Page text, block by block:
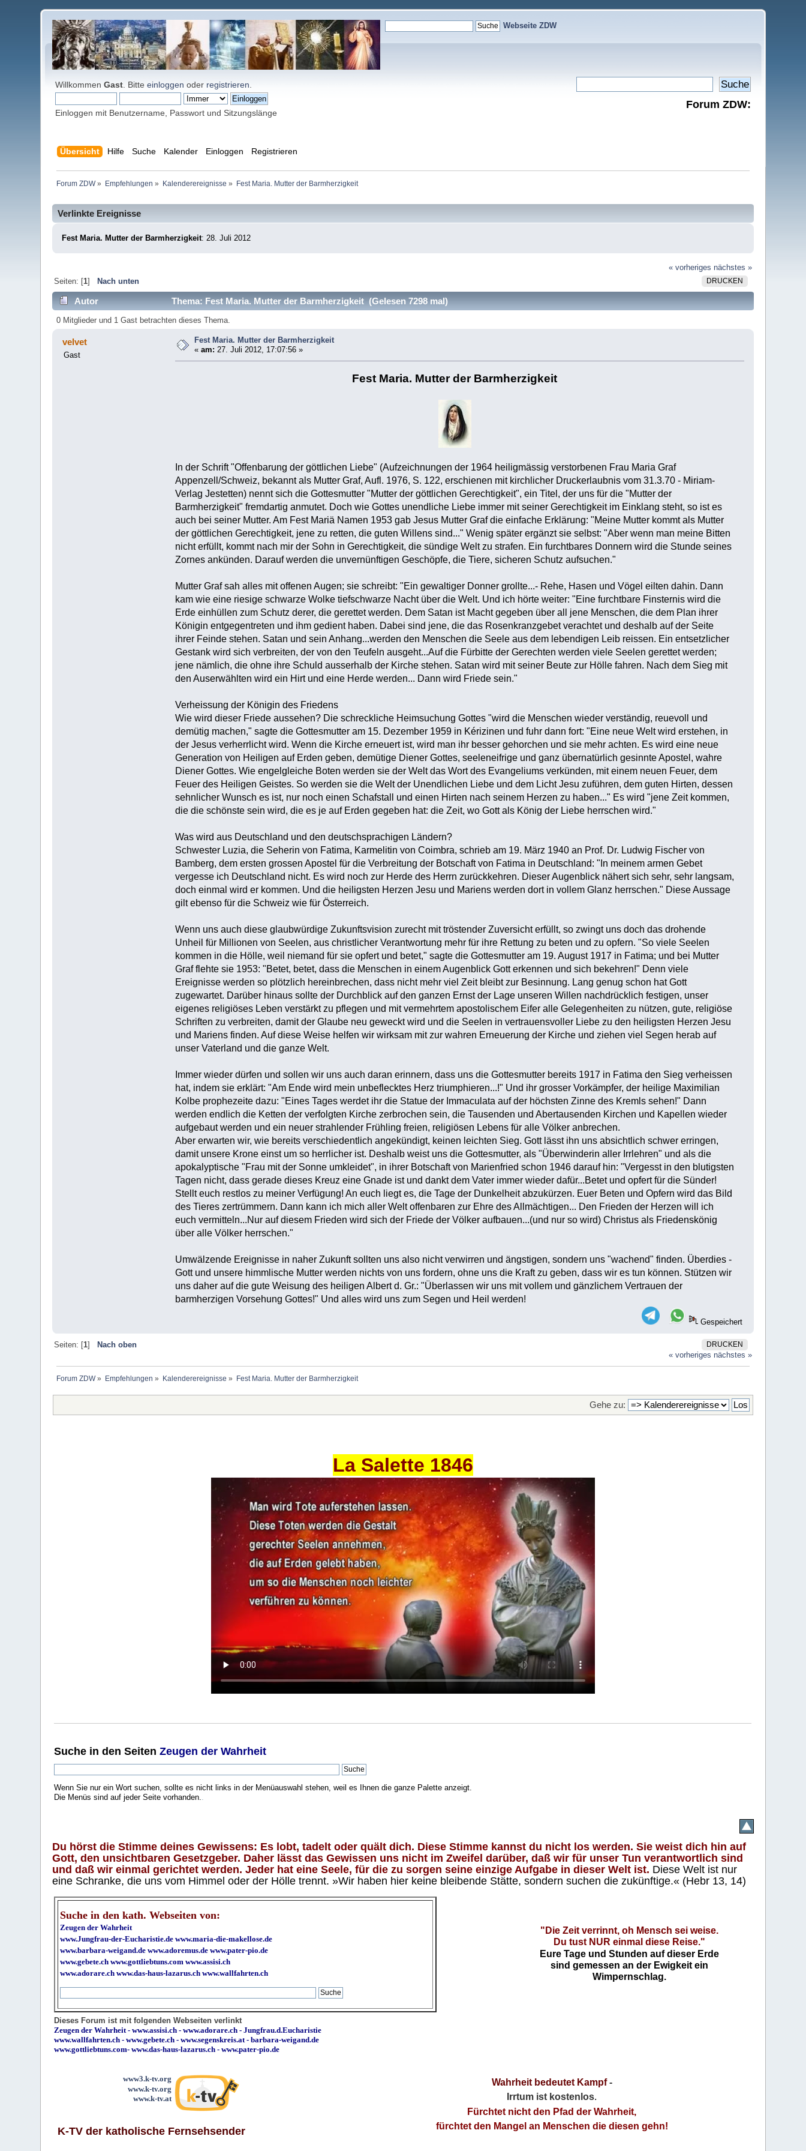
Webseite ZDW
WillkommenGast . Bitteeinloggen oder registrieren
Einloggen mit Benutzername, Passwort und Sitzungslänge
Forum ZDW:
Übersicht Hilfe Suche Kalender Einloggen Registrieren
Forum ZDW» Empfehlungen » Kalenderereignisse » Fest Maria. Mutter der Barmherzigkeit
Verlinkte Ereignisse
Fest Maria. Mutter der Barmherzigkeit: 28. Juli 2012
« vorheriges nächstes »
DRUCKEN
Seiten: [1] Nach unten
Autor Thema: Fest Maria. Mutter der Barmherzigkeit (Gelesen 7298 mal)
0 Mitglieder und 1 Gast betrachten dieses Thema.
velvet
Gast
Fest Maria. Mutter der Barmherzigkeit
«am: 27. Juli 2012, 17:07:56 »
Fest Maria. Mutter der Barmherzigkeit
In der Schrift "Offenbarung der göttlichen Liebe" (Aufzeichnungen der 1964 heiligmässig verstorbenen Frau Maria Graf
Appenzell/Schweiz, bekannt als Mutter Graf, Aufl. 1976, S. 122, erschienen mit kirchlicher Druckerlaubnis vom 31.3.70 - Miriam-
Verlag Jestetten) nennt sich die Gottesmutter "Mutter der göttlichen Gerechtigkeit", ein Titel, der uns für die "Mutter der
Barmherzigkeit" fremdartig anmutet. Doch wie Gottes unendliche Liebe immer mit seiner Gerechtigkeit im Einklang steht, so ist es
auch bei seiner Mutter. Am Fest Mariä Namen 1953 gab Jesus Mutter Graf die einfache Erklärung: "Meine Mutter kommt als Mutter
der göttlichen Gerechtigkeit, jene zu retten, die guten Willens sind..." Wenig später ergänzt sie selbst: "Aber wenn man meine Bitten
nicht erfüllt, kommt nach mir der Sohn in Gerechtigkeit, die sündige Welt zu strafen. Ein furchtbares Donnern wird die Stunde seines
Zornes ankünden. Darauf werden die unvernünftigen Geschöpfe, die Tiere, sicheren Schutz aufsuchen."
Mutter Graf sah alles mit offenen Augen; sie schreibt: "Ein gewaltiger Donner grollte...- Rehe, Hasen und Vögel eilten dahin. Dann
kam wie eine riesige schwarze Wolke tiefschwarze Nacht über die Welt. Und ich hörte weiter: "Eine furchtbare Finsternis wird die
Erde einhüllen zum Schutz derer, die gerettet werden. Dem Satan ist Macht gegeben über all jene Menschen, die dem Plan ihrer
Königin entgegentreten und ihm gedient haben. Dabei sind jene, die das Rosenkranzgebet verachtet und deshalb auf der Seite
ihrer Feinde stehen. Satan und sein Anhang...werden den Menschen die Seele aus dem lebendigen Leib reissen. Ein entsetzlicher
Gestank wird sich verbreiten, der von den Teufeln ausgeht...Auf die Fürbitte der Gerechten werden viele Seelen gerettet werden;
jene nämlich, die ohne ihre Schuld ausserhalb der Kirche stehen. Satan wird mit seiner Beute zur Hölle fahren. Nach dem Sieg mit
den Auserwählten wird ein Hirt und eine Herde werden... Dann wird Friede sein."
Verheissung der Königin des Friedens
Wie wird dieser Friede aussehen? Die schreckliche Heimsuchung Gottes "wird die Menschen wieder verständig, reuevoll und
demütig machen," sagte die Gottesmutter am 15. Dezember 1959 in Kérizinen und fuhr dann fort: "Eine neue Welt wird erstehen, in
der Jesus verherrlicht wird. Wenn die Kirche erneuert ist, wird man ihr besser gehorchen und sie mehr achten. Es wird eine neue
Generation von Heiligen auf Erden geben, demütige Diener Gottes, seeleneifrige und ganz übernatürlich gesinnte Apostel, wahre
Diener Gottes. Wie engelgleiche Boten werden sie der Welt das Wort des Evangeliums verkünden, mit einem neuen Feuer, dem
Feuer des Heiligen Geistes. So werden sie die Welt der Unendlichen Liebe und dem Licht Jesu zuführen, dem guten Hirten, dessen
sehnlicher Wunsch es ist, nur noch einen Schafstall und einen Hirten nach seinem Herzen zu haben..." Es wird "jene Zeit kommen,
die die schönste sein wird, die es je auf Erden gegeben hat: die Zeit, wo Gott als König der Liebe herrschen wird."
Was wird aus Deutschland und den deutschsprachigen Ländern?
Schwester Luzia, die Seherin von Fatima, Karmelitin von Coimbra, schrieb am 19. März 1940 an Prof. Dr. Ludwig Fischer von
Bamberg, dem ersten grossen Apostel für die Verbreitung der Botschaft von Fatima in Deutschland: "In meinem armen Gebet
vergesse ich Deutschland nicht. Es wird noch zur Herde des Herrn zurückkehren. Dieser Augenblick nähert sich sehr, sehr langsam,
doch einmal wird er kommen. Und die heiligsten Herzen Jesu und Mariens werden dort in vollem Glanz herrschen." Diese Aussage
gilt ebenso für die Schweiz wie für Österreich.
Wenn uns auch diese glaubwürdige Zukunftsvision zurecht mit tröstender Zuversicht erfüllt, so zwingt uns doch das drohende
Unheil für Millionen von Seelen, aus christlicher Verantwortung mehr für ihre Rettung zu beten und zu opfern. "So viele Seelen
kommen in die Hölle, weil niemand für sie opfert und betet," sagte die Gottesmutter am 19. August 1917 in Fatima; und bei Mutter
Graf flehte sie 1953: "Betet, betet, dass die Menschen in einem Augenblick Gott erkennen und sich bekehren!" Denn viele
Ereignisse werden so plötzlich hereinbrechen, dass nicht mehr viel Zeit bleibt zur Besinnung. Lang genug schon hat Gott
zugewartet. Darüber hinaus sollte der Durchblick auf den ganzen Ernst der Lage unseren Willen nachdrücklich festigen, unser
eigenes religiöses Leben verstärkt zu pflegen und mit vermehrtem apostolischem Eifer alle Gelegenheiten zu nützen, gute, religiöse
Schriften zu verbreiten, damit der Glaube neu geweckt wird und die Seelen in vertrauensvoller Liebe zu den heiligsten Herzen Jesu
und Mariens finden. Auf diese Weise helfen wir wirksam mit zur wahren Erneuerung der Kirche und ziehen viel Segen herab auf
unser Vaterland und die ganze Welt.
Immer wieder dürfen und sollen wir uns auch daran erinnern, dass uns die Gottesmutter bereits 1917 in Fatima den Sieg verheissen
hat, indem sie erklärt: "Am Ende wird mein unbeflecktes Herz triumphieren...!" Und ihr grosser Vorkämpfer, der heilige Maximilian
Kolbe prophezeite dazu: "Eines Tages werdet ihr die Statue der Immaculata auf der höchsten Zinne des Kremls sehen!" Dann
werden endlich die Ketten der verfolgten Kirche zerbrochen sein, die Tausenden und Abertausenden Kirchen und Kapellen wieder
aufgebaut werden und ein neuer strahlender Frühling freien, religiösen Lebens für alle Völker anbrechen.
Aber erwarten wir, wie bereits verschiedentlich angekündigt, keinen leichten Sieg. Gott lässt ihn uns absichtlich schwer erringen,
damit unsere Krone einst um so herrlicher ist. Deshalb weist uns die Gottesmutter, als "Überwinderin aller Irrlehren" und als die
apokalyptische "Frau mit der Sonne umkleidet", in ihrer Botschaft von Marienfried schon 1946 darauf hin: "Vergesst in den blutigsten
Tagen nicht, dass gerade dieses Kreuz eine Gnade ist und dankt dem Vater immer wieder dafür...Betet und opfert für die Sünder!
Stellt euch restlos zu meiner Verfügung! An euch liegt es, die Tage der Dunkelheit abzukürzen. Euer Beten und Opfern wird das Bild
des Tieres zertrümmern. Dann kann ich mich aller Welt offenbaren zur Ehre des Allmächtigen... Den Frieden der Herzen will ich
euch vermitteln...Nur auf diesem Frieden wird sich der Friede der Völker aufbauen...(und nur so wird) Christus als Friedenskönig
über alle Völker herrschen."
Umwälzende Ereignisse in naher Zukunft sollten uns also nicht verwirren und ängstigen, sondern uns "wachend" finden. Überdies -
Gott und unsere himmlische Mutter werden nichts von uns fordern, ohne uns die Kraft zu geben, dass wir es tun können. Stützen wir
uns daher auf die gute Weisung des heiligen Albert d. Gr.: "Überlassen wir uns mit vollem und gänzlichem Vertrauen der
barmherzigen Vorsehung Gottes!" Und alles wird uns zum Segen und Heil werden!
Gespeichert
DRUCKEN
Seiten: [1]
Nach oben
« vorheriges nächstes »
Forum ZDW» Empfehlungen » Kalenderereignisse » Fest Maria. Mutter der Barmherzigkeit
Gehe zu:
La Salette 1846
Suche in den SeitenZeugen der Wahrheit
Wenn Sie nur ein Wort suchen, sollte es nicht links in der Menüauswahl stehen, weil es Ihnen die ganze Palette anzeigt.
Die Menüs sind auf jeder Seite vorhanden.
Du hörst die Stimme deines Gewissens: Es lobt, tadelt oder quält dich. Diese Stimme kannst du nicht los werden. Sie weist dich hin auf
Gott, den unsichtbaren Gesetzgeber. Daher lässt das Gewissen uns nicht im Zweifel darüber, daß wir für unser Tun verantwortlich sind
und daß wir einmal gerichtet werden. Jeder hat eine Seele, für die zu sorgen seine einzige Aufgabe in dieser Welt ist. Diese Welt ist nur
eine Schranke, die uns vom Himmel oder der Hölle trennt. »Wir haben hier keine bleibende Stätte, sondern suchen die zukünftige.« (Hebr 13, 14)
Suche in den kath. Webseiten von:
Zeugen der Wahrheit
www.Jungfrau-der-Eucharistie.de www.maria-die-makellose.de
www.barbara-weigand.de www.adoremus.de www.pater-pio.de
www.gebete.ch www.gottliebtuns.com www.assisi.ch
www.adorare.ch www.das-haus-lazarus.ch www.wallfahrten.ch
"Die Zeit verrinnt, oh Mensch sei weise.
Du tust NUR einmal diese Reise."
Eure Tage und Stunden auf dieser Erde
sind gemessen an der Ewigkeit ein
Wimpernschlag.
Dieses Forum ist mit folgenden Webseiten verlinkt
Zeugen der Wahrheit -www.assisi.ch -www.adorare.ch -Jungfrau.d.Eucharistie
www.wallfahrten.ch -www.gebete.ch -www.segenskreis.at -barbara-weigand.de
www.gottliebtuns.com-www.das-haus-lazarus.ch - www.pater-pio.de
www3.k-tv.org
www.k-tv.org
www.k-tv.at
K-TV der katholische Fernsehsender
Wahrheit bedeutet Kampf-
Irrtum ist kostenlos.
Fürchtet nicht den Pfad der Wahrheit,
fürchtet den Mangel an Menschen die diesen gehn!